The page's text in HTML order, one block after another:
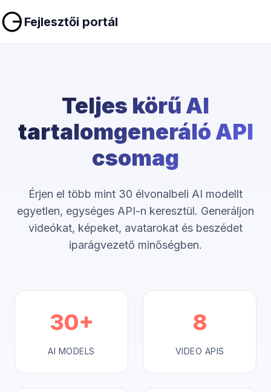
Fejlesztői portál
Teljes körű AI
tartalomgeneráló API
csomag
Érjen el több mint 30 élvonalbeli AI modellt
egyetlen, egységes API-n keresztül. Generáljon
videókat, képeket, avatarokat és beszédet
iparágvezető minőségben.
30+
AI MODELS
8
VIDEO APIS